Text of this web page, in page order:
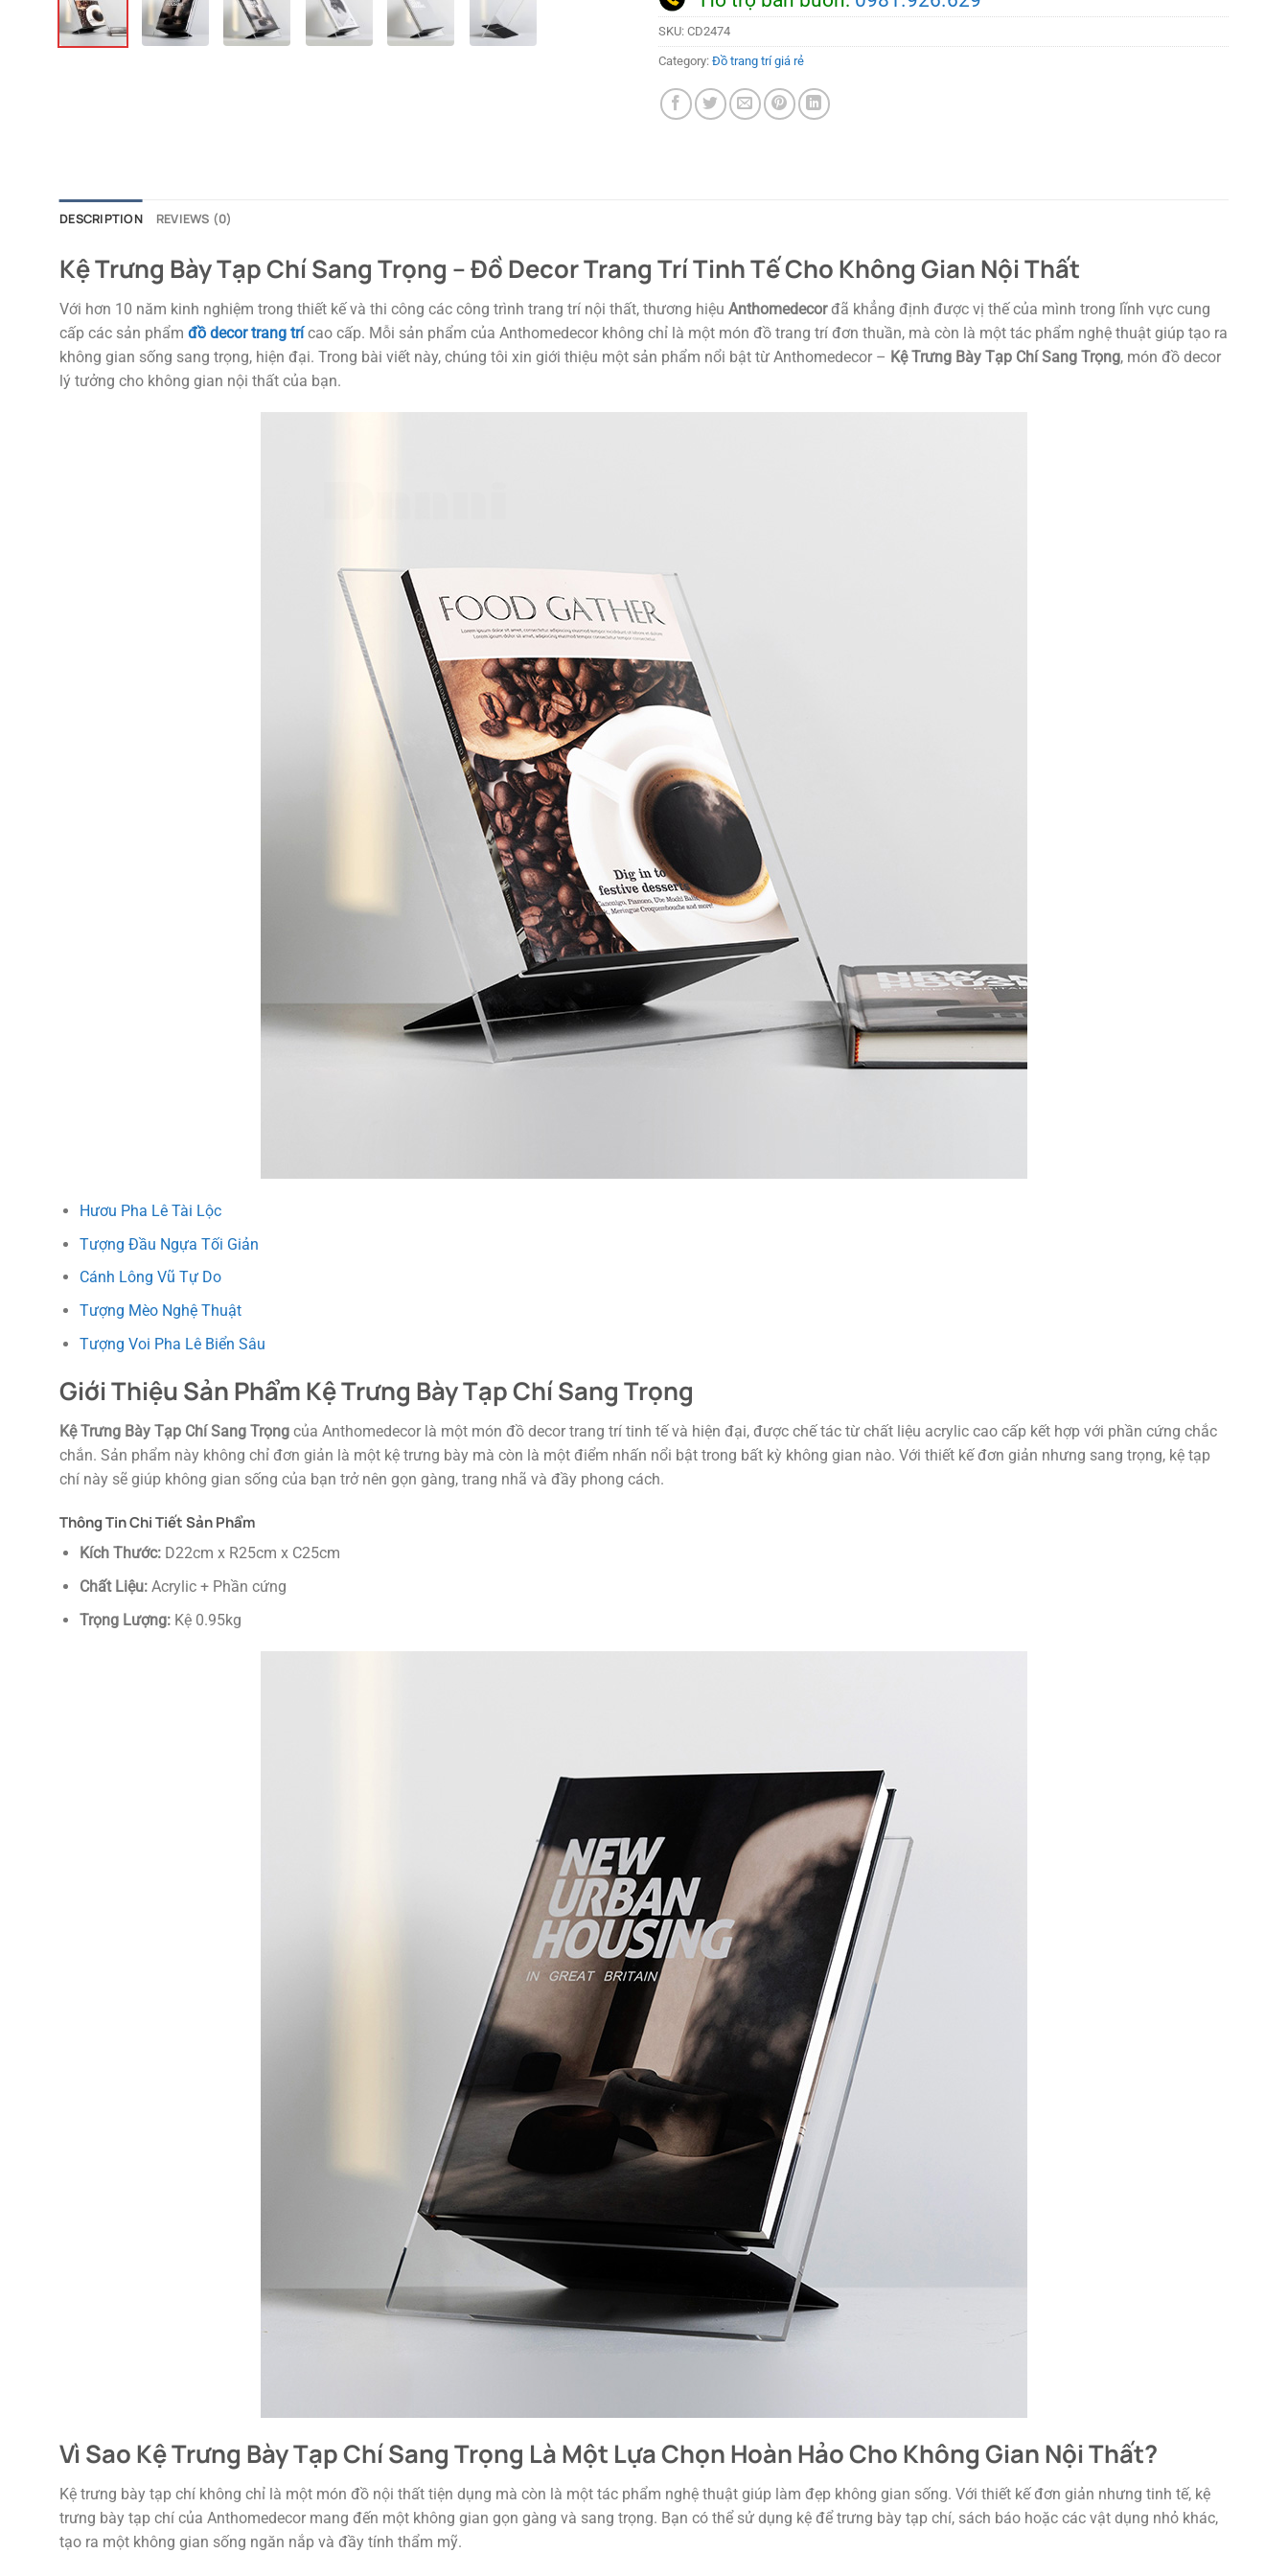
SKU: CD2474
Category: Đồ trang trí giá rẻ
DESCRIPTION REVIEWS (0)
Kệ Trưng Bày Tạp Chí Sang Trọng – Đồ Decor Trang Trí Tinh Tế Cho Không Gian Nội Thất
Với hơn 10 năm kinh nghiệm trong thiết kế và thi công các công trình trang trí nội thất, thương hiệu Anthomedecorđã khẳng định được vị thế của mình trong lĩnh vực cung
cấp các sản phẩm đồ decor trang trícao cấp. Mỗi sản phẩm của Anthomedecor không chỉ là một món đồ trang trí đơn thuần, mà còn là một tác phẩm nghệ thuật giúp tạo ra
không gian sống sang trọng, hiện đại. Trong bài viết này, chúng tôi xin giới thiệu một sản phẩm nổi bật từ Anthomedecor – Kệ Trưng Bày Tạp Chí Sang Trọng, món đồ decor
lý tưởng cho không gian nội thất của bạn.
Hươu Pha Lê Tài Lộc
Tượng Đầu Ngựa Tối Giản
Cánh Lông Vũ Tự Do
Tượng Mèo Nghệ Thuật
Tượng Voi Pha Lê Biển Sâu
Giới Thiệu Sản Phẩm Kệ Trưng Bày Tạp Chí Sang Trọng
Kệ Trưng Bày Tạp Chí Sang Trọng của Anthomedecor là một món đồ decor trang trí tinh tế và hiện đại, được chế tác từ chất liệu acrylic cao cấp kết hợp với phần cứng chắc
chắn. Sản phẩm này không chỉ đơn giản là một kệ trưng bày mà còn là một điểm nhấn nổi bật trong bất kỳ không gian nào. Với thiết kế đơn giản nhưng sang trọng, kệ tạp
chí này sẽ giúp không gian sống của bạn trở nên gọn gàng, trang nhã và đầy phong cách.
Thông Tin Chi Tiết Sản Phẩm
Kích Thước:D22cm x R25cm x C25cm
Chất Liệu:Acrylic + Phần cứng
Trọng Lượng:Kệ 0.95kg
Vì Sao Kệ Trưng Bày Tạp Chí Sang Trọng Là Một Lựa Chọn Hoàn Hảo Cho Không Gian Nội Thất?
Kệ trưng bày tạp chí không chỉ là một món đồ nội thất tiện dụng mà còn là một tác phẩm nghệ thuật giúp làm đẹp không gian sống. Với thiết kế đơn giản nhưng tinh tế, kệ
trưng bày tạp chí của Anthomedecor mang đến một không gian gọn gàng và sang trọng. Bạn có thể sử dụng kệ để trưng bày tạp chí, sách báo hoặc các vật dụng nhỏ khác,
tạo ra một không gian sống ngăn nắp và đầy tính thẩm mỹ.